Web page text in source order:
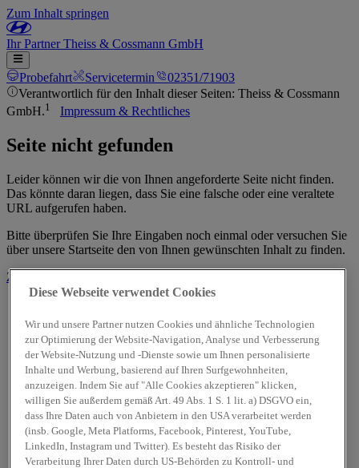
Zum Inhalt springen
IhrPartnerTheiss & Cossmann GmbH
Probefahrt Servicetermin
02351/71903
Verantwortlich für den Inhalt dieser Seiten: Theiss & Cossmann
GmbH.1 Impressum & Rechtliches
Seite nicht gefunden
Leider können wir die von Ihnen angeforderte Seite nicht finden.
Das könnte daran liegen, dass Sie eine falsche oder eine veraltete
URL aufgerufen haben.
Bitte überprüfen Sie Ihre Eingaben noch einmal oder versuchen Sie
über unsere Startseite den von Ihnen gewünschten Inhalt zu finden.
Zur Startseite
Diese Webseite verwendet Cookies
Wir und unsere Partner nutzen Cookies und ähnliche Technologien
zur Optimierung der Website-Navigation, Analyse und Verbesserung
der Website-Nutzung und -Dienste sowie um Ihnen personalisierte
Inhalte und Werbung, basierend auf Ihren Surfgewohnheiten,
anzuzeigen. Indem Sie auf "Alle Cookies akzeptieren" klicken,
willigen Sie außerdem gemäß Art. 49 Abs. 1 S. 1 lit. a) DSGVO ein,
dass Ihre Daten auch von Anbietern in den USA verarbeitet werden
(insb. Google, Meta Platforms, Facebook, Pinterest, YouTube,
LinkedIn, Instagram und Twitter). Es besteht das Risiko der
Verarbeitung Ihrer Daten durch US-Behörden zu Kontroll- und